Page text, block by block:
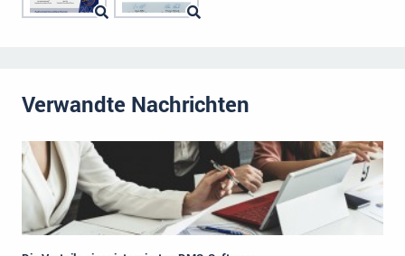
Verwandte Nachrichten